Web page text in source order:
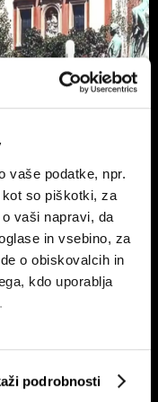
vaše podatke, npr.
so piškotki, za
vaši napravi, da
in vsebino, za
o obiskovalcih in
kdo uporablja
lokaciji, ki so
podrobnosti
petih letih
lahko
zaskrbljujoče